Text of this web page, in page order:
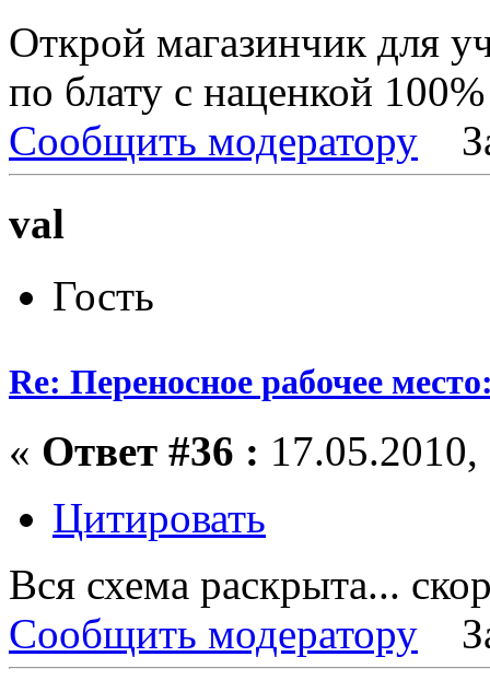
Открой магазинчик для
по блату с наценкой
Сообщить модератору
val
Гость
Re: Переносное рабочее
« Ответ #36 :
Цитировать
Вся схема раскрыта...
Сообщить модератору